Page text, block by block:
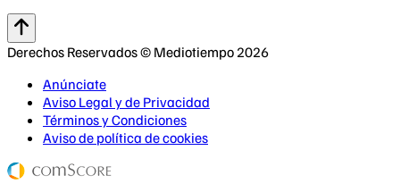
Derechos Reservados © Mediotiempo 2026
Anúnciate
Aviso Legal y de Privacidad
Términos y Condiciones
Aviso de política de cookies